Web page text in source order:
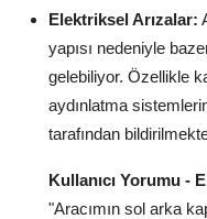
Elektriksel Arızalar:
yapısı nedeniyle
gelebiliyor. Özellikle
aydınlatma
tarafından
Kullanıcı Yorumu -
"Aracımın sol arka